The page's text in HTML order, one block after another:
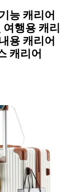
능 캐리어
행용 캐리
용 캐리어
캐리어